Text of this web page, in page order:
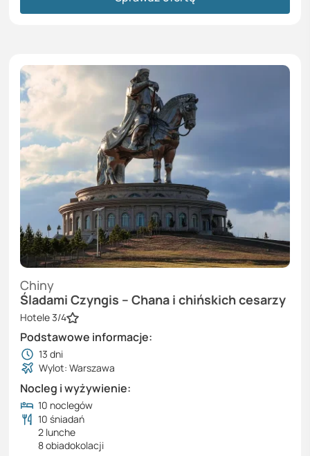
Śladami Czyngis – Chana i chińskich cesarzy
Chiny
Hotele 3/4
Podstawowe informacje:
13 dni
Wylot: Warszawa
Nocleg i wyżywienie:
10 noclegów
10 śniadań
2 lunche
8 obiadokolacji